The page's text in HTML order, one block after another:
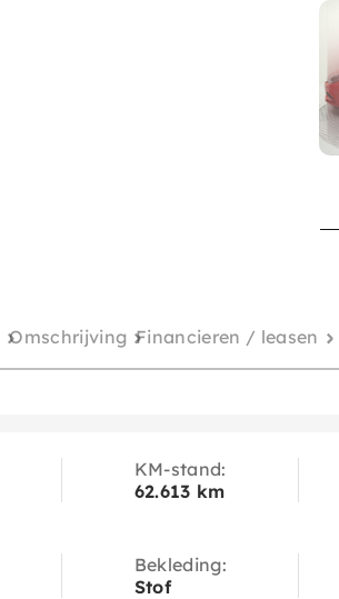
Omschrijving Financieren / leasen
KM-stand:
62.613 km
Bekleding:
Stof